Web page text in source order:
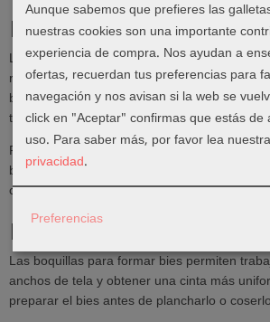
Herramientas para
Las herramientas para bies ayudan a doblar
regular para crear cinta al bies. Son muy
bordes, decorar proyectos, hacer acabados
telas de forma personalizada.
Puedes usarlas en prendas, ropa infantil,
baberos, quilts, mantas, fundas, mantelería y
creativa.
Boquillas y accesorios
Las boquillas para formar bies permiten
anchos de tela y obtener una cinta más
preparar el bies antes de plancharlo o
Aunque sabemos que prefieres las
nuestras cookies son una importante
experiencia de compra. Nos ayudan a
ofertas, recuerdan tus preferencias para
navegación y nos avisan si la web se
click en "Aceptar" confirmas que estás de
uso. Para saber más, por favor lea nuestra
privacidad.
Preferencias